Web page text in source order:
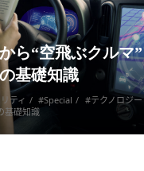
ら“空飛ぶクルマ
基礎知識
ティ #Special
#テクノロジー
基礎知識